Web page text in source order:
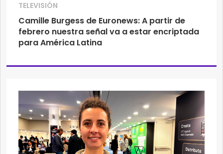
TELEVISIÓN
Camille Burgess de Euronews: A partir de
febrero nuestra señal va a estar encriptada
para América Latina